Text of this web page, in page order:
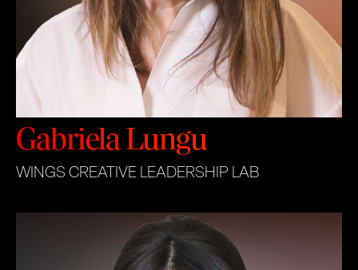
Gabriela Lungu
WINGS CREATIVE LEADERSHIP LAB